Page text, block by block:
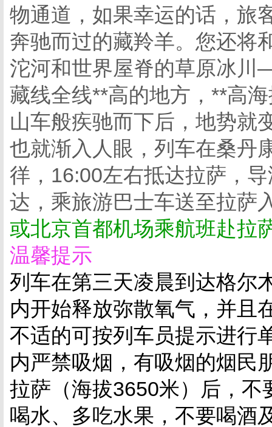
物通道，如果幸运的话，旅
奔驰而过的藏羚羊。您还将
沱河和世界屋脊的草原冰
藏线全线**高的地方，**高
山车般疾驰而下后，地势就
也就渐入人眼，列车在桑丹
徉，16:00左右抵达拉萨，
达，乘旅游巴士车送至拉萨
或北京首都机场乘航班赴拉
温馨提示
列车在第三天凌晨到达格尔
内开始释放弥散氧气，并且
不适的可按列车员提示进行
内严禁吸烟，有吸烟的烟民
拉萨（海拔3650米）后，
喝水、多吃水果，不要喝酒